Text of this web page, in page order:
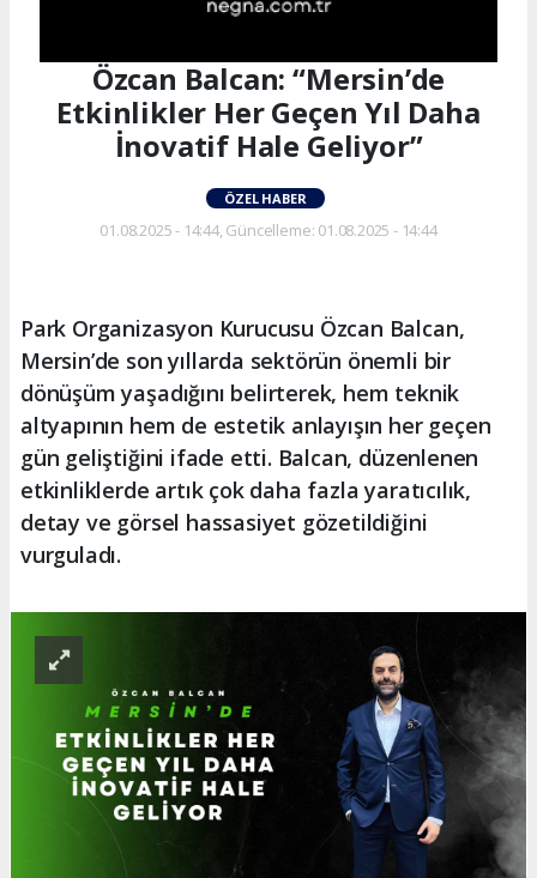
Özcan Balcan: “Mersin’de
Etkinlikler Her Geçen Yıl Daha
İnovatif Hale Geliyor”
ÖZEL HABER
01.08.2025 - 14:44, Güncelleme: 01.08.2025 - 14:44
Park Organizasyon Kurucusu Özcan Balcan,
Mersin’de son yıllarda sektörün önemli bir
dönüşüm yaşadığını belirterek, hem teknik
altyapının hem de estetik anlayışın her geçen
gün geliştiğini ifade etti. Balcan, düzenlenen
etkinliklerde artık çok daha fazla yaratıcılık,
detay ve görsel hassasiyet gözetildiğini
vurguladı.